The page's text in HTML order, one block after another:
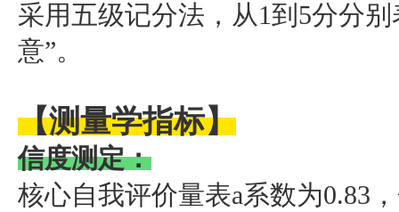
采用五级记分法，从1到5分分
意”。
【测量学指标】
信度测定：
核心自我评价量表a系数为0.83